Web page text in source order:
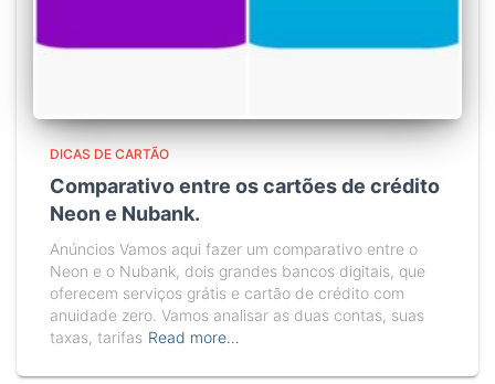
DICAS DE CARTÃO
Comparativo entre os cartões de crédito
Neon e Nubank.
Anúncios Vamos aqui fazer um comparativo entre o
Neon e o Nubank, dois grandes bancos digitais, que
oferecem serviços grátis e cartão de crédito com
anuidade zero. Vamos analisar as duas contas, suas
taxas, tarifas Read more…